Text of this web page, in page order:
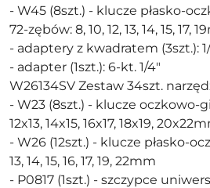
- W45 (8szt.) - klucze płasko-
72-zębów: 8, 10, 12, 13, 14, 15, 17,
- adaptery z kwadratem (3szt.): 1/
- adapter (1szt.): 6-kt. 1/4"
W26134SV Zestaw 34szt.
- W23 (8szt.) - klucze oczkowo-
12x13, 14x15, 16x17, 18x19,
- W26 (12szt.) - klucze płasko-
13, 14, 15, 16, 17, 19, 22mm
- P0817 (1szt.) - szczypce